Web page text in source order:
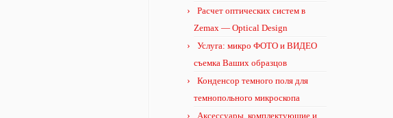
Расчет оптических систем в
Zemax — Optical Design
Услуга: микро ФОТО и ВИДЕО
съемка Ваших образцов
Конденсор темного поля для
темнопольного микроскопа
Аксессуары, комплектующие и